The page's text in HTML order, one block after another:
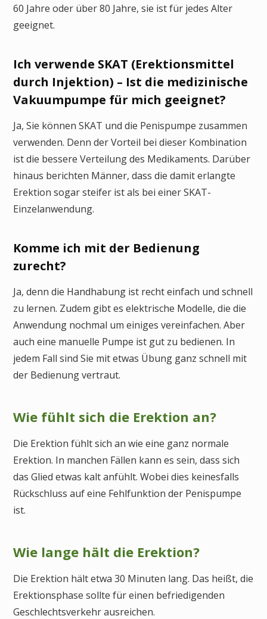
60 Jahre oder über 80 Jahre, sie ist für jedes Alter
geeignet.
Ich verwende SKAT (Erektionsmittel
durch Injektion) – Ist die medizinische
Vakuumpumpe für mich geeignet?
Ja, Sie können SKAT und die Penispumpe zusammen
verwenden. Denn der Vorteil bei dieser Kombination
ist die bessere Verteilung des Medikaments. Darüber
hinaus berichten Männer, dass die damit erlangte
Erektion sogar steifer ist als bei einer SKAT-
Einzelanwendung.
Komme ich mit der Bedienung
zurecht?
Ja, denn die Handhabung ist recht einfach und schnell
zu lernen. Zudem gibt es elektrische Modelle, die die
Anwendung nochmal um einiges vereinfachen. Aber
auch eine manuelle Pumpe ist gut zu bedienen. In
jedem Fall sind Sie mit etwas Übung ganz schnell mit
der Bedienung vertraut.
Wie fühlt sich die Erektion an?
Die Erektion fühlt sich an wie eine ganz normale
Erektion. In manchen Fällen kann es sein, dass sich
das Glied etwas kalt anfühlt. Wobei dies keinesfalls
Rückschluss auf eine Fehlfunktion der Penispumpe
ist.
Wie lange hält die Erektion?
Die Erektion hält etwa 30 Minuten lang. Das heißt, die
Erektionsphase sollte für einen befriedigenden
Geschlechtsverkehr ausreichen.